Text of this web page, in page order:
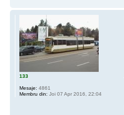
133
Mesaje: 4861
Membru din: Joi 07 Apr 2016, 22:04